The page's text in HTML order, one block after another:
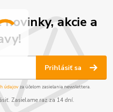
akcie a
Prihlásiť sa
údajov za účelom zasielania newslettera.
Zasielame raz za 14 dní.